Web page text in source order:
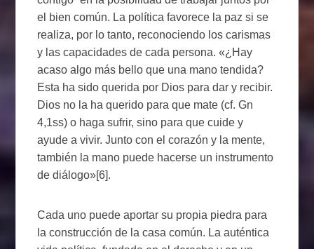
el bien común. La política favorece la paz si se
realiza, por lo tanto, reconociendo los carismas
y las capacidades de cada persona. «¿Hay
acaso algo más bello que una mano tendida?
Esta ha sido querida por Dios para dar y recibir.
Dios no la ha querido para que mate (cf. Gn
4,1ss) o haga sufrir, sino para que cuide y
ayude a vivir. Junto con el corazón y la mente,
también la mano puede hacerse un instrumento
de diálogo»[6].
Cada uno puede aportar su propia piedra para
la construcción de la casa común. La auténtica